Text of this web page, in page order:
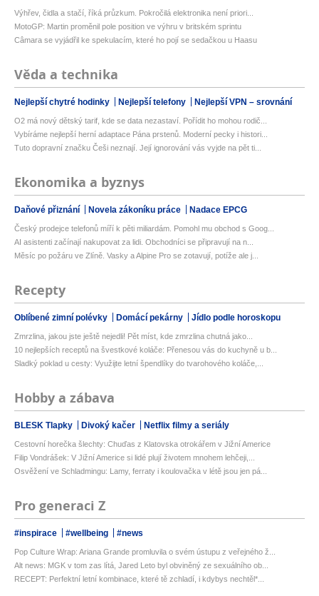
Výhřev, čidla a stačí, říká průzkum. Pokročilá elektronika není priori...
MotoGP: Martin proměnil pole position ve výhru v britském sprintu
Câmara se vyjádřil ke spekulacím, které ho pojí se sedačkou u Haasu
Věda a technika
Nejlepší chytré hodinky Nejlepší telefony Nejlepší VPN – srovnání
O2 má nový dětský tarif, kde se data nezastaví. Pořídit ho mohou rodič...
Vybíráme nejlepší herní adaptace Pána prstenů. Moderní pecky i histori...
Tuto dopravní značku Češi neznají. Její ignorování vás vyjde na pět ti...
Ekonomika a byznys
Daňové přiznání Novela zákoníku práce Nadace EPCG
Český prodejce telefonů míří k pěti miliardám. Pomohl mu obchod s Goog...
AI asistenti začínají nakupovat za lidi. Obchodníci se připravují na n...
Měsíc po požáru ve Zlíně. Vasky a Alpine Pro se zotavují, potíže ale j...
Recepty
Oblíbené zimní polévky Domácí pekárny Jídlo podle horoskopu
Zmrzlina, jakou jste ještě nejedli! Pět míst, kde zmrzlina chutná jako...
10 nejlepších receptů na švestkové koláče: Přenesou vás do kuchyně u b...
Sladký poklad u cesty: Využijte letní špendlíky do tvarohového koláče,...
Hobby a zábava
BLESK Tlapky Divoký kačer Netflix filmy a seriály
Cestovní horečka šlechty: Chuďas z Klatovska otrokářem v Jižní Americe
Filip Vondrášek: V Jižní Americe si lidé plují životem mnohem lehčeji,...
Osvěžení ve Schladmingu: Lamy, ferraty i koulovačka v létě jsou jen pá...
Pro generaci Z
#inspirace #wellbeing #news
Pop Culture Wrap: Ariana Grande promluvila o svém ústupu z veřejného ž...
Alt news: MGK v tom zas lítá, Jared Leto byl obviněný ze sexuálního ob...
RECEPT: Perfektní letní kombinace, které tě zchladí, i kdybys nechtěl*...